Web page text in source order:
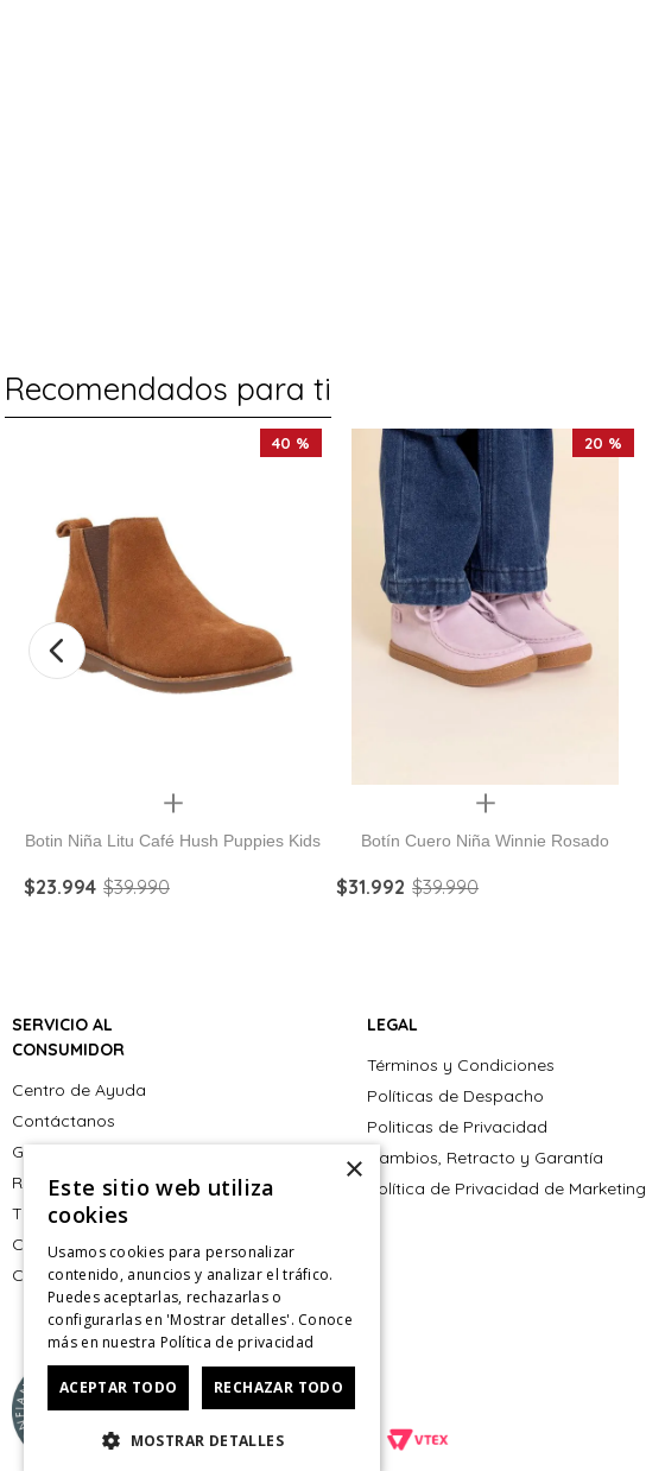
Recomendados para ti
40 %
Quickview
Botin Niña Litu Café Hush Puppies Kids
$23.994 $39.990
20 %
Quickview
Botín Cuero Niña Winnie Rosado
$31.992 $39.990
SERVICIO AL
CONSUMIDOR
Centro de Ayuda
Contáctanos
Giftcard
Retiro en tienda
Tiendas
CyberMonday
CyberDay
LEGAL
Términos y Condiciones
Políticas de Despacho
Politicas de Privacidad
Cambios, Retracto y Garantía
Política de Privacidad de Marketing
×
Este sitio web utiliza
cookies
Usamos cookies para personalizar
contenido, anuncios y analizar el tráfico.
Puedes aceptarlas, rechazarlas o
configurarlas en 'Mostrar detalles'. Conoce
más en nuestra Política de privacidad
ACEPTAR TODO RECHAZAR TODO
MOSTRAR DETALLES